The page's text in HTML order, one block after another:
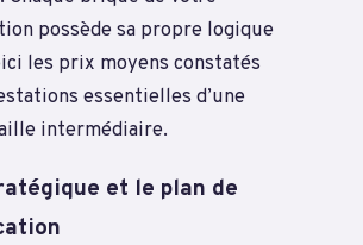
possède sa propre logique
les prix moyens constatés
essentielles d’une
intermédiaire.
et le plan de